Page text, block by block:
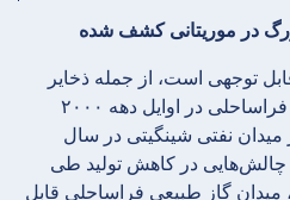
توجهی است، از جمله ذخایر
بزرگ نفت و گاز طبیعی. نفت فراساحلی در اوایل دهه ۲۰۰۰
نفتی شینگیتی در سال
با چالش‌هایی در کاهش تولید طی
گاز طبیعی فراساحلی قابل